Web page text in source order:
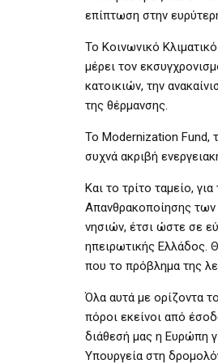
επίπτωση στην
Το Κοινωνικό
μέρει τον
κατοικιών, την
της θέρμανσης.
Το Modernization Fund,
συχνά ακριβή
Και το τρίτο ταμείο,
Απανθρακοποίησης των
νησιών, έτσι ώστε σε
ηπειρωτικής Ελλάδος.
που το πρόβλημα της
Όλα αυτά με ορίζοντα
πόροι εκείνοι από
διάθεσή μας η Ευρώπη
Υπουργεία στη